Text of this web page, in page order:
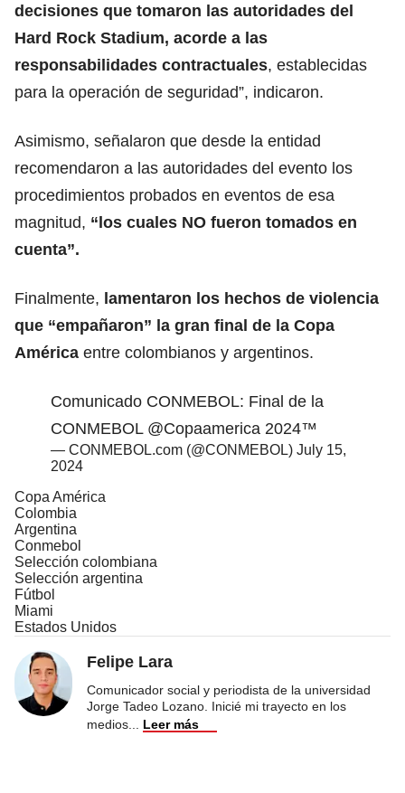
decisiones que tomaron las autoridades del
Hard Rock Stadium, acorde a las
responsabilidades contractuales, establecidas
para la operación de seguridad”, indicaron.
Asimismo, señalaron que desde la entidad
recomendaron a las autoridades del evento los
procedimientos probados en eventos de esa
magnitud, “los cuales NO fueron tomados en
cuenta”.
Finalmente, lamentaron los hechos de violencia
que “empañaron” la gran final de la Copa
América entre colombianos y argentinos.
Comunicado CONMEBOL: Final de la
CONMEBOL @Copaamerica 2024™
— CONMEBOL.com (@CONMEBOL) July 15,
2024
Copa América
Colombia
Argentina
Conmebol
Selección colombiana
Selección argentina
Fútbol
Miami
Estados Unidos
Felipe Lara
Comunicador social y periodista de la universidad
Jorge Tadeo Lozano. Inicié mi trayecto en los
medios
Leer más